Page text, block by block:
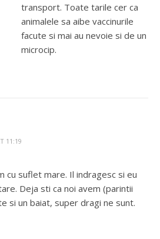
transport. Toate tarile cer ca
animalele sa aibe vaccinurile
facute si mai au nevoie si de un
microcip.
11:19
cu suflet mare. Il indragesc si eu
Deja sti ca noi avem (parintii
si un baiat, super dragi ne sunt.